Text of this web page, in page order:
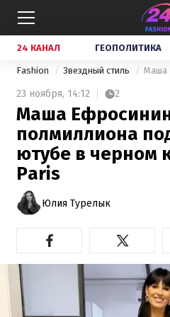
24 КАНАЛ ГЕОПОЛИТИКА
Fashion Звездный стиль
23 ноября, 14:12 2
Маша
полмиллиона
ютубе в черном
Paris
Юлия Турелык